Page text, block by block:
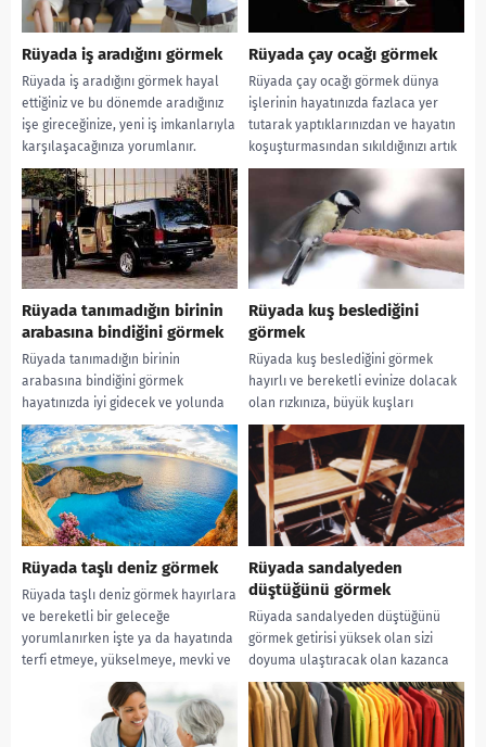
Rüyada iş aradığını görmek
Rüyada iş aradığını görmek hayal
ettiğiniz ve bu dönemde aradığınız
işe gireceğinize, yeni iş imkanlarıyla
karşılaşacağınıza yorumlanır.
Rüyada iş aradığını...
Rüyada çay ocağı görmek
Rüyada çay ocağı görmek dünya
işlerinin hayatınızda fazlaca yer
tutarak yaptıklarınızdan ve hayatın
koşuşturmasından sıkıldığınızı artık
birazda ahiret işlerine ayrılacak...
Rüyada tanımadığın birinin
arabasına bindiğini görmek
Rüyada tanımadığın birinin
arabasına bindiğini görmek
hayatınızda iyi gidecek ve yolunda
gidecek işlere, kazançlara, işinizde
elde edeceğiniz başarılarla
yükselerek terfi...
Rüyada kuş beslediğini
görmek
Rüyada kuş beslediğini görmek
hayırlı ve bereketli evinize dolacak
olan rızkınıza, büyük kuşları
beslemekse bol kazançlı zenginliğe
sahip olmaya delalettir....
Rüyada taşlı deniz görmek
Rüyada taşlı deniz görmek hayırlara
ve bereketli bir geleceğe
yorumlanırken işte ya da hayatında
terfi etmeye, yükselmeye, mevki ve
Rüyada sandalyeden
düştüğünü görmek
Rüyada sandalyeden düştüğünü
görmek getirisi yüksek olan sizi
doyuma ulaştıracak olan kazanca
kazanılacak olan bereketli mala ve
kazancın yolunda girecek...